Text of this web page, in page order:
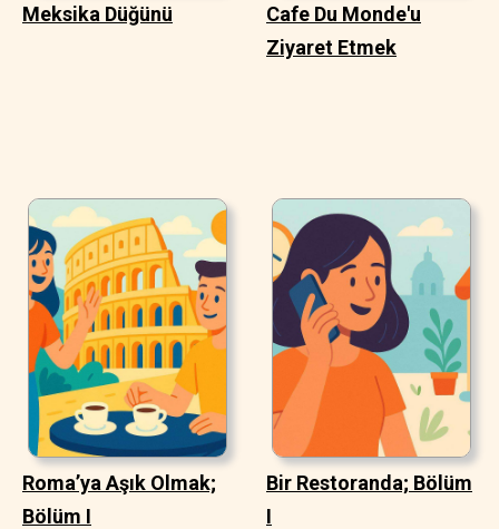
Meksika Düğünü
Cafe Du Monde'u
Ziyaret Etmek
Roma’ya Aşık Olmak;
Bölüm I
Bir Restoranda; Bölüm
I